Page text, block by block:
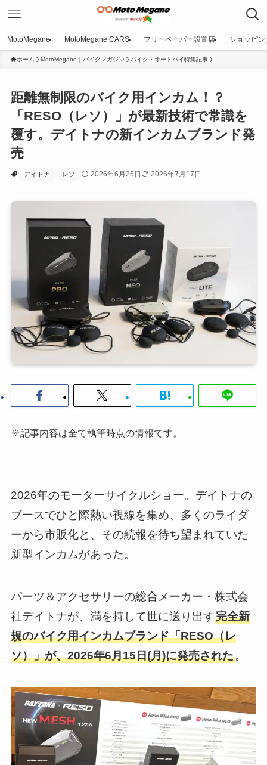
MotoMegane MotoMegane CARS フリーペーパー設置店 ショッピン
ホーム MotoMegane｜バイクマガジン バイク・オートバイ特集記事
距離無制限のバイク用インカム！？
「RESO（レソ）」が最新技術で常識を
覆す。デイトナの新インカムブランド発
売
デイトナ レソ 2026年6月25日 2026年7月17日
※記事内容は全て執筆時点の情報です。
2026年のモーターサイクルショー。デイトナの
ブースでひと際熱い視線を集め、多くのライダ
ーから市販化と、その続報を待ち望まれていた
新型インカムがあった。
パーツ＆アクセサリーの総合メーカー・株式会
社デイトナが、満を持して世に送り出す完全新
規のバイク用インカムブランド「RESO（レ
ソ）」が、2026年6月15日(月)に発売された。